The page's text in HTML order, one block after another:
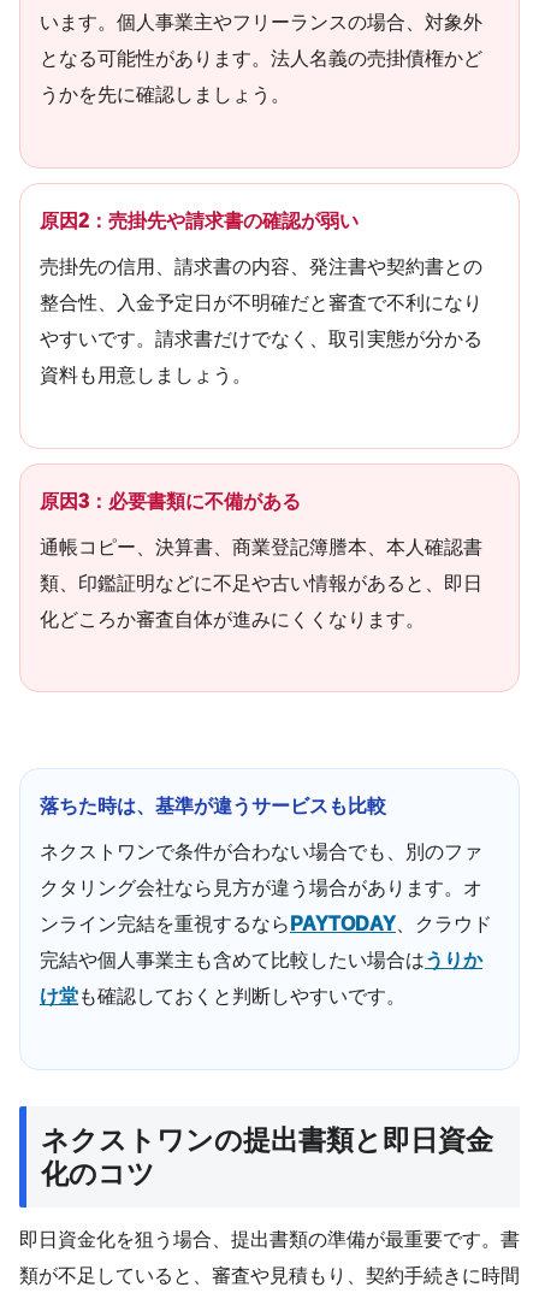
います。個人事業主やフリーランスの場合、対象外
となる可能性があります。法人名義の売掛債権かど
うかを先に確認しましょう。
原因2：売掛先や請求書の確認が弱い
売掛先の信用、請求書の内容、発注書や契約書との
整合性、入金予定日が不明確だと審査で不利になり
やすいです。請求書だけでなく、取引実態が分かる
資料も用意しましょう。
原因3：必要書類に不備がある
通帳コピー、決算書、商業登記簿謄本、本人確認書
類、印鑑証明などに不足や古い情報があると、即日
化どころか審査自体が進みにくくなります。
落ちた時は、基準が違うサービスも比較
ネクストワンで条件が合わない場合でも、別のファ
クタリング会社なら見方が違う場合があります。オ
ンライン完結を重視するなら PAYTODAY 、クラウド
完結や個人事業主も含めて比較したい場合はうりか
け堂も確認しておくと判断しやすいです。
ネクストワンの提出書類と即日資金
化のコツ
即日資金化を狙う場合、提出書類の準備が最重要です。書
類が不足していると、審査や見積もり、契約手続きに時間